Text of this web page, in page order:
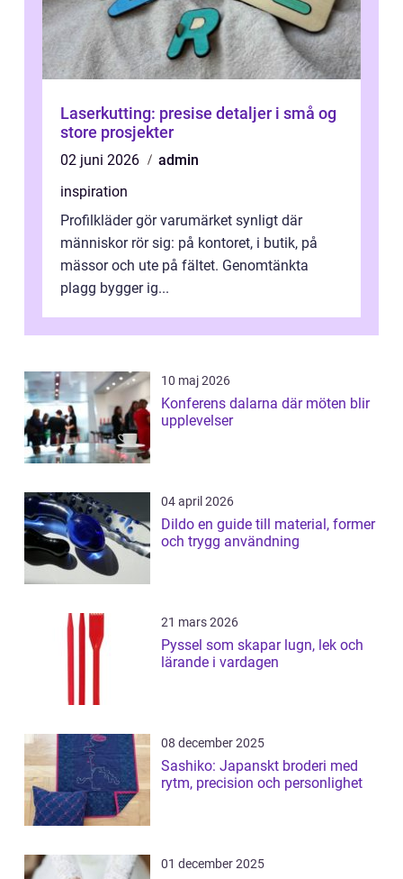
Laserkutting: presise detaljer i små og
store prosjekter
02 juni 2026
admin
inspiration
Profilkläder gör varumärket synligt där
människor rör sig: på kontoret, i butik, på
mässor och ute på fältet. Genomtänkta
plagg bygger ig...
10 maj 2026
Konferens dalarna där möten blir
upplevelser
04 april 2026
Dildo en guide till material, former
och trygg användning
21 mars 2026
Pyssel som skapar lugn, lek och
lärande i vardagen
08 december 2025
Sashiko: Japanskt broderi med
rytm, precision och personlighet
01 december 2025